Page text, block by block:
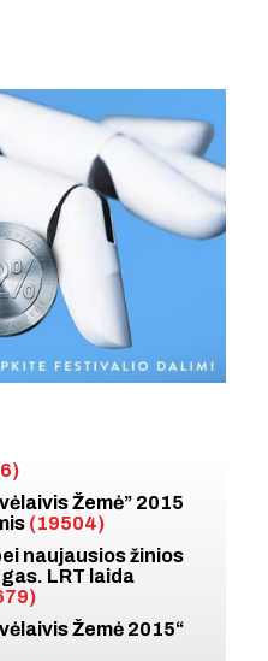
Žemė” 2015
(19504)
naujausios žinios
LRT laida
Žemė 2015“